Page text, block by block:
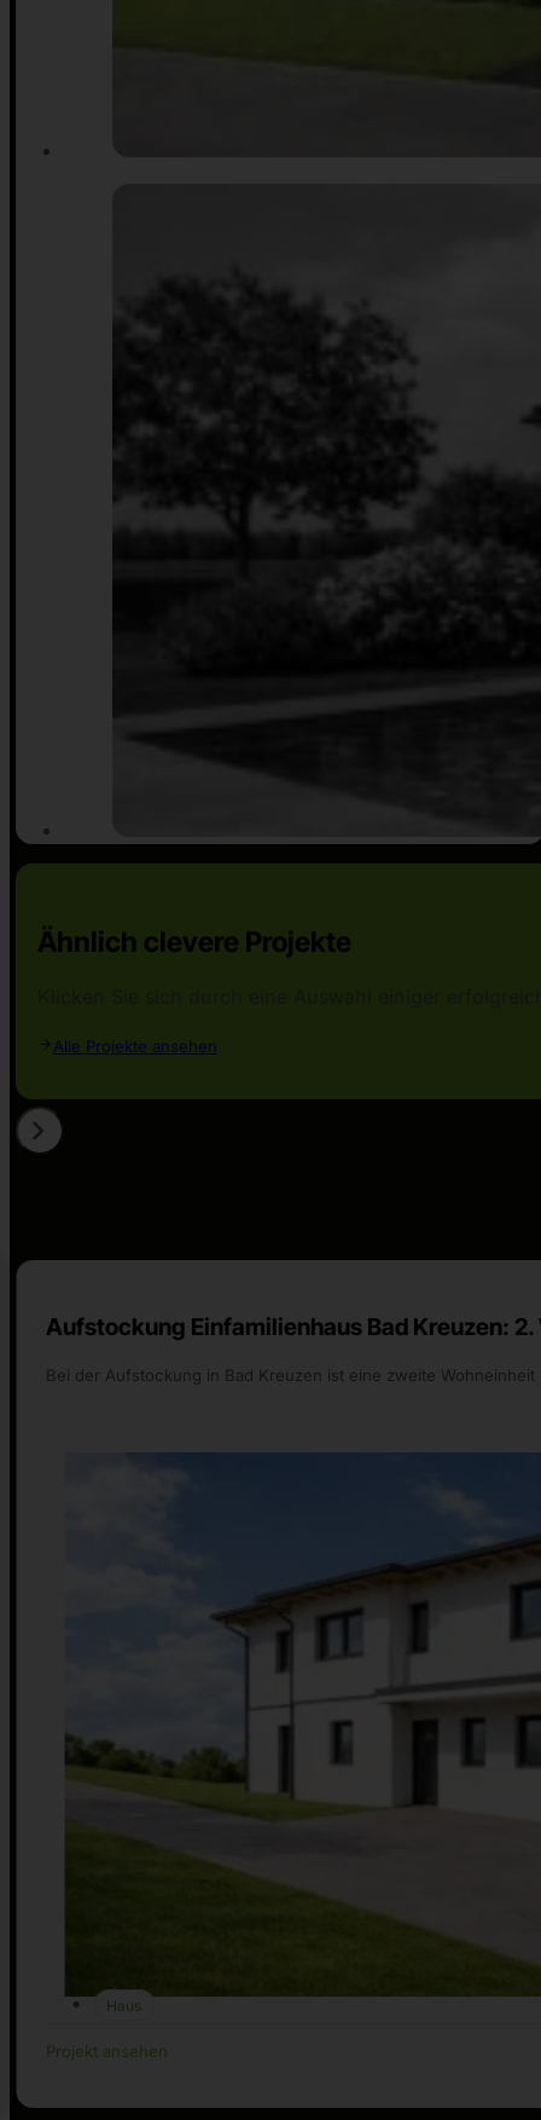
Ähnlich clevere Projekte
Alle Projekte ansehen
Aufstockung Einfamilienhaus St. Pantaleon:
teils erhalten, ein
Haus
Projekt ansehen